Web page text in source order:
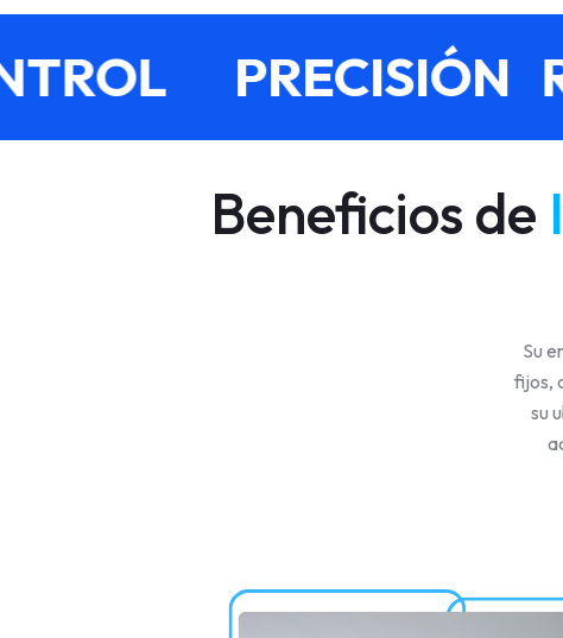
PRECISIÓN
Beneficios de
Su
fijos,
su